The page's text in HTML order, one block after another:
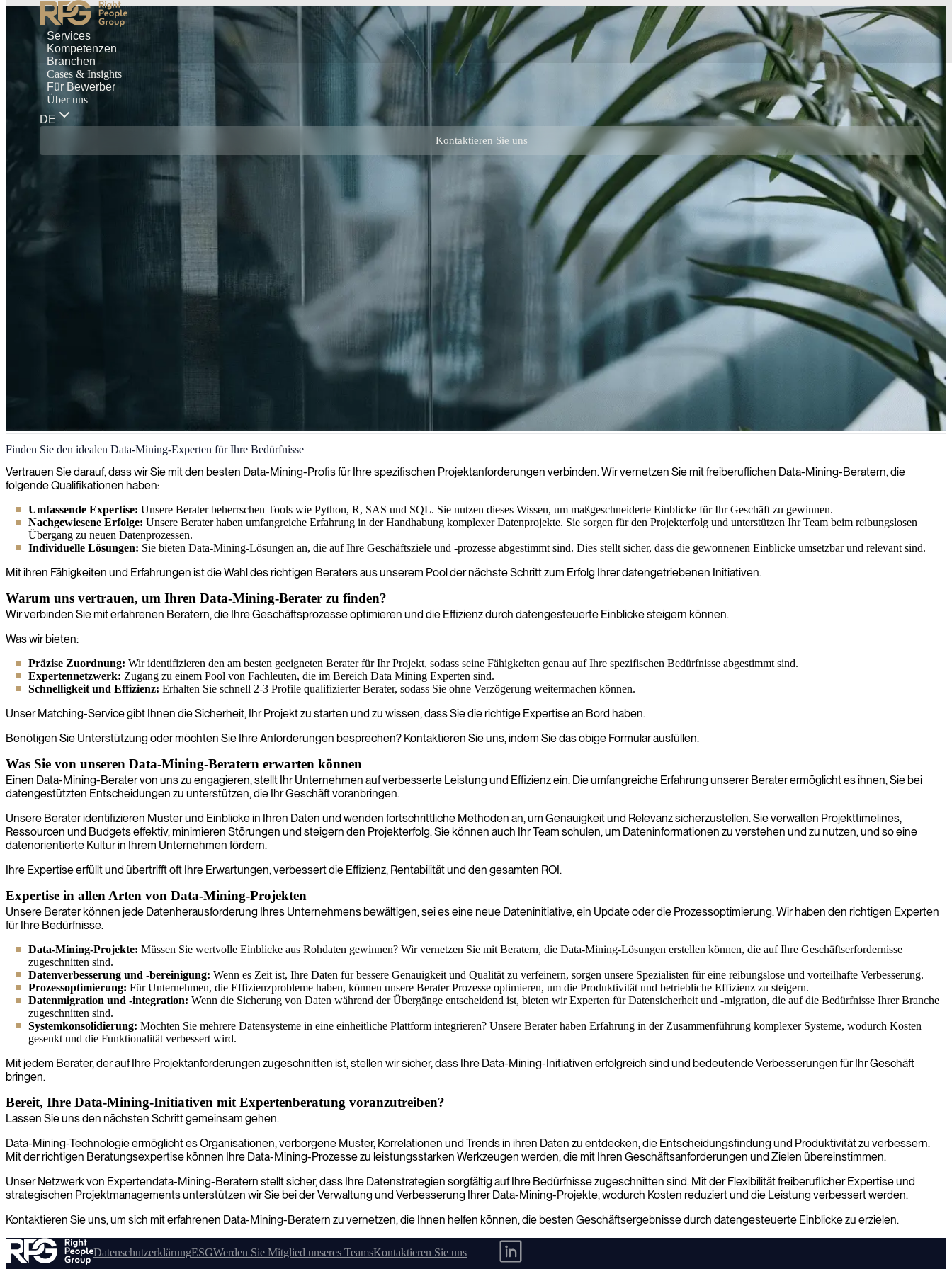
Services
Kompetenzen
Branchen
Cases & Insights
Für Bewerber
Über uns
DE
Kontaktieren Sie uns
Data-Mining
Wir helfen Ihnen, wertvolle Informationen und Erkenntnisse aus Ihren Daten zu gewinnen, die fundierte Geschäftsentscheidungen ermöglichen und Wachstum sowie Effizienz fördern. Unser Team erfahrener
Data-Mining-Spezialisten kann verborgene Muster, Trends und Zusammenhänge in Ihren Datensätzen aufdecken, um umsetzbare Erkenntnisse für Ihr Unternehmen zu schaffen.
Finden Sie den idealen Data-Mining-Experten für Ihre Bedürfnisse
Vertrauen Sie darauf, dass wir Sie mit den besten Data-Mining-Profis für Ihre spezifischen Projektanforderungen verbinden. Wir vernetzen Sie mit freiberuflichen Data-Mining-Beratern, die
folgende Qualifikationen haben:
Umfassende Expertise: Unsere Berater beherrschen Tools wie Python, R, SAS und SQL. Sie nutzen dieses Wissen, um maßgeschneiderte Einblicke für Ihr Geschäft zu gewinnen.
Nachgewiesene Erfolge: Unsere Berater haben umfangreiche Erfahrung in der Handhabung komplexer Datenprojekte. Sie sorgen für den Projekterfolg und unterstützen Ihr Team beim reibungslosen
Übergang zu neuen Datenprozessen.
Individuelle Lösungen: Sie bieten Data-Mining-Lösungen an, die auf Ihre Geschäftsziele und -prozesse abgestimmt sind. Dies stellt sicher, dass die gewonnenen Einblicke umsetzbar und relevant sind.
Mit ihren Fähigkeiten und Erfahrungen ist die Wahl des richtigen Beraters aus unserem Pool der nächste Schritt zum Erfolg Ihrer datengetriebenen Initiativen.
Warum uns vertrauen, um Ihren Data-Mining-Berater zu finden?
Wir verbinden Sie mit erfahrenen Beratern, die Ihre Geschäftsprozesse optimieren und die Effizienz durch datengesteuerte Einblicke steigern können.
Was wir bieten:
Präzise Zuordnung: Wir identifizieren den am besten geeigneten Berater für Ihr Projekt, sodass seine Fähigkeiten genau auf Ihre spezifischen Bedürfnisse abgestimmt sind.
Expertennetzwerk: Zugang zu einem Pool von Fachleuten, die im Bereich Data Mining Experten sind.
Schnelligkeit und Effizienz: Erhalten Sie schnell 2-3 Profile qualifizierter Berater, sodass Sie ohne Verzögerung weitermachen können.
Unser Matching-Service gibt Ihnen die Sicherheit, Ihr Projekt zu starten und zu wissen, dass Sie die richtige Expertise an Bord haben.
Benötigen Sie Unterstützung oder möchten Sie Ihre Anforderungen besprechen? Kontaktieren Sie uns, indem Sie das obige Formular ausfüllen.
Was Sie von unseren Data-Mining-Beratern erwarten können
Einen Data-Mining-Berater von uns zu engagieren, stellt Ihr Unternehmen auf verbesserte Leistung und Effizienz ein. Die umfangreiche Erfahrung unserer Berater ermöglicht es ihnen, Sie bei
datengestützten Entscheidungen zu unterstützen, die Ihr Geschäft voranbringen.
Unsere Berater identifizieren Muster und Einblicke in Ihren Daten und wenden fortschrittliche Methoden an, um Genauigkeit und Relevanz sicherzustellen. Sie verwalten Projekttimelines,
Ressourcen und Budgets effektiv, minimieren Störungen und steigern den Projekterfolg. Sie können auch Ihr Team schulen, um Dateninformationen zu verstehen und zu nutzen, und so eine
datenorientierte Kultur in Ihrem Unternehmen fördern.
Ihre Expertise erfüllt und übertrifft oft Ihre Erwartungen, verbessert die Effizienz, Rentabilität und den gesamten ROI.
Expertise in allen Arten von Data-Mining-Projekten
Unsere Berater können jede Datenherausforderung Ihres Unternehmens bewältigen, sei es eine neue Dateninitiative, ein Update oder die Prozessoptimierung. Wir haben den richtigen Experten
für Ihre Bedürfnisse.
Data-Mining-Projekte: Müssen Sie wertvolle Einblicke aus Rohdaten gewinnen? Wir vernetzen Sie mit Beratern, die Data-Mining-Lösungen erstellen können, die auf Ihre Geschäftserfordernisse
zugeschnitten sind.
Datenverbesserung und -bereinigung: Wenn es Zeit ist, Ihre Daten für bessere Genauigkeit und Qualität zu verfeinern, sorgen unsere Spezialisten für eine reibungslose und vorteilhafte Verbesserung.
Prozessoptimierung: Für Unternehmen, die Effizienzprobleme haben, können unsere Berater Prozesse optimieren, um die Produktivität und betriebliche Effizienz zu steigern.
Datenmigration und -integration: Wenn die Sicherung von Daten während der Übergänge entscheidend ist, bieten wir Experten für Datensicherheit und -migration, die auf die Bedürfnisse Ihrer Branche
zugeschnitten sind.
Systemkonsolidierung: Möchten Sie mehrere Datensysteme in eine einheitliche Plattform integrieren? Unsere Berater haben Erfahrung in der Zusammenführung komplexer Systeme, wodurch Kosten
gesenkt und die Funktionalität verbessert wird.
Mit jedem Berater, der auf Ihre Projektanforderungen zugeschnitten ist, stellen wir sicher, dass Ihre Data-Mining-Initiativen erfolgreich sind und bedeutende Verbesserungen für Ihr Geschäft
bringen.
Bereit, Ihre Data-Mining-Initiativen mit Expertenberatung voranzutreiben?
Lassen Sie uns den nächsten Schritt gemeinsam gehen.
Data-Mining-Technologie ermöglicht es Organisationen, verborgene Muster, Korrelationen und Trends in ihren Daten zu entdecken, die Entscheidungsfindung und Produktivität zu verbessern.
Mit der richtigen Beratungsexpertise können Ihre Data-Mining-Prozesse zu leistungsstarken Werkzeugen werden, die mit Ihren Geschäftsanforderungen und Zielen übereinstimmen.
Unser Netzwerk von Expertendata-Mining-Beratern stellt sicher, dass Ihre Datenstrategien sorgfältig auf Ihre Bedürfnisse zugeschnitten sind. Mit der Flexibilität freiberuflicher Expertise und
strategischen Projektmanagements unterstützen wir Sie bei der Verwaltung und Verbesserung Ihrer Data-Mining-Projekte, wodurch Kosten reduziert und die Leistung verbessert werden.
Kontaktieren Sie uns, um sich mit erfahrenen Data-Mining-Beratern zu vernetzen, die Ihnen helfen können, die besten Geschäftsergebnisse durch datengesteuerte Einblicke zu erzielen.
DatenschutzerklärungESGWerden Sie Mitglied unseres TeamsKontaktieren Sie uns